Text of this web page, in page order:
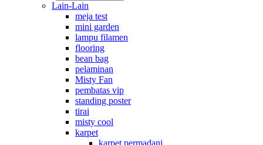
Lain-Lain
meja test
mini garden
lampu filamen
flooring
bean bag
pelaminan
Misty Fan
pembatas vip
standing poster
tirai
misty cool
karpet
karpet permadani